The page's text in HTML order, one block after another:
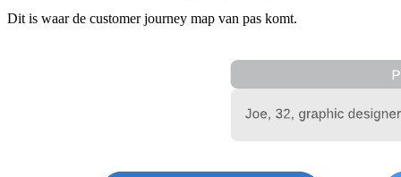
Dit is waar de customer journey map van pas komt.